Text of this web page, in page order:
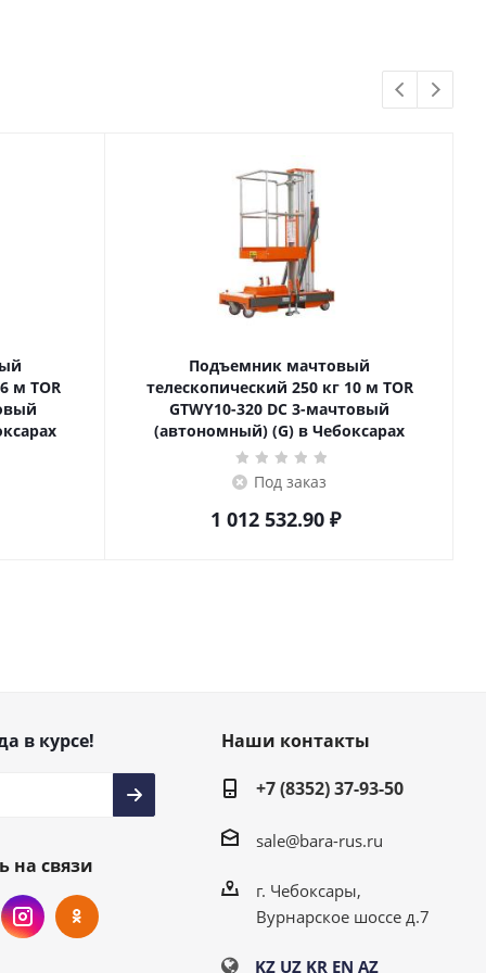
Подъемник мачтовый
телескопический 250 кг 10 м TOR
GTWY10-320 DC 3-мачтовый
(автономный) (G) в Чебоксарах
Под заказ
1 012 532.90 ₽
в курсе!
на связи
Наши контакты
+7 (8352) 37-93-50
sale@bara-rus.ru
г. Чебоксары,
Вурнарское шоссе д.7
KZ UZ KR EN AZ